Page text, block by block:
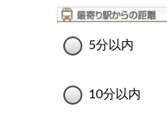
5分以内
10分以内